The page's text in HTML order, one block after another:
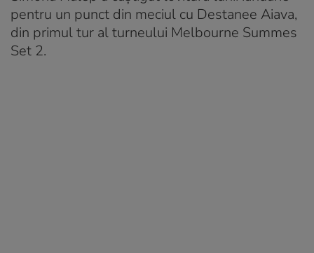
pentru un punct din meciul cu Destanee Aiava,
din primul tur al turneului Melbourne Summes
Set 2.